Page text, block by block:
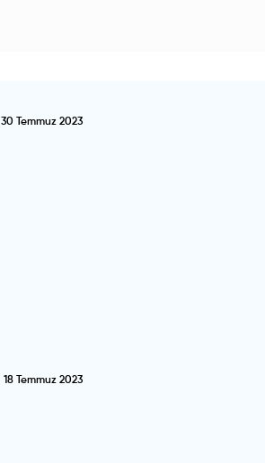
30 Temmuz 2023
18 Temmuz 2023